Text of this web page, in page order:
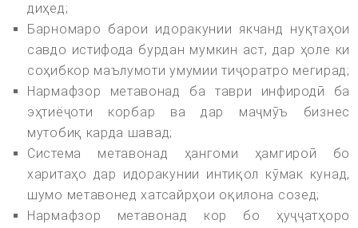
диҳед;
Барномаро барои идоракунии якчанд нуқтаҳои
савдо истифода бурдан мумкин аст, дар ҳоле ки
соҳибкор маълумоти умумии тиҷоратро мегирад;
Нармафзор метавонад ба таври инфиродӣ ба
эҳтиёҷоти корбар ва дар маҷмӯъ бизнес
мутобиқ карда шавад;
Система метавонад ҳангоми ҳамгироӣ бо
харитаҳо дар идоракунии интиқол кӯмак кунад,
шумо метавонед хатсайрҳои оқилона созед;
Нармафзор метавонад кор бо ҳуҷҷатҳоро